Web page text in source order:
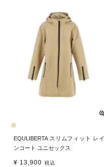
EQULIBERTA スリムフィット レイ
ンコート ユニセックス
¥ 13,900 税込